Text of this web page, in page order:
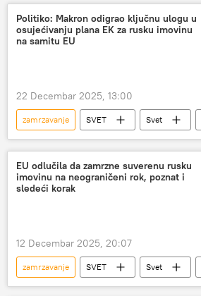
Politiko: Makron odigrao ključnu ulogu u
osujećivanju plana EK za rusku imovinu
na samitu EU
22 Decembar 2025, 13:00
zamrzavanje SVET Svet
Evropska unija (EU)
zamrzavanje
EU odlučila da zamrzne suverenu rusku
imovinu na neograničeni rok, poznat i
sledeći korak
12 Decembar 2025, 20:07
zamrzavanje SVET Svet
Evropska unija (EU)
zamrzavanje